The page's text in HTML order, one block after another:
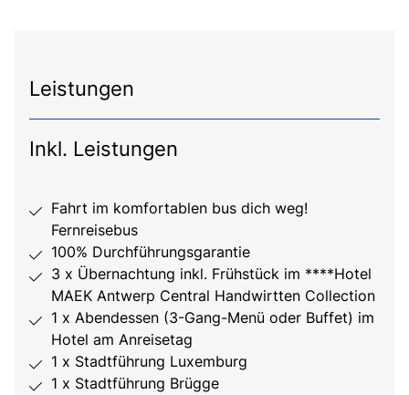
Leistungen
Inkl. Leistungen
Fahrt im komfortablen bus dich weg!
Fernreisebus
100% Durchführungsgarantie
3 x Übernachtung inkl. Frühstück im ****Hotel
MAEK Antwerp Central Handwirtten Collection
1 x Abendessen (3-Gang-Menü oder Buffet) im
Hotel am Anreisetag
1 x Stadtführung Luxemburg
1 x Stadtführung Brügge